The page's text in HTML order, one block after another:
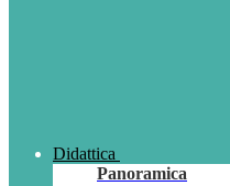
Didattica
Panoramica